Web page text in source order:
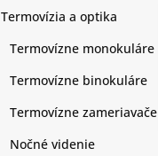
Termovízia a optika
Termovízne monokuláre
Termovízne binokuláre
Termovízne zameriavače
Nočné videnie